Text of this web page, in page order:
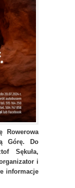
Górę. Do
Sękuła,
i
informacje